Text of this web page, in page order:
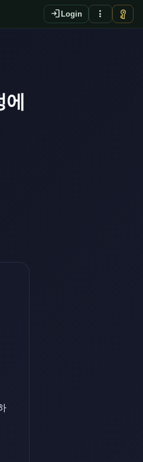
login Login more_vert vpn_key
에